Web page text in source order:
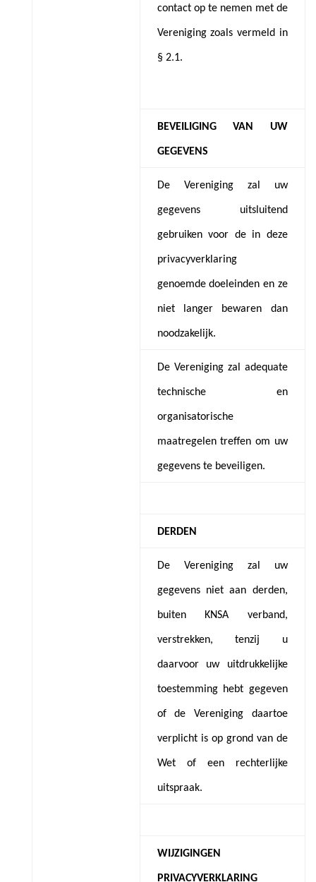
contact op te nemen met de
Vereniging zoals vermeld in
§ 2.1.
BEVEILIGING VAN UW
GEGEVENS
De Vereniging zal uw
gegevens uitsluitend
gebruiken voor de in deze
privacyverklaring
genoemde doeleinden en ze
niet langer bewaren dan
noodzakelijk.
De Vereniging zal adequate
technische en
organisatorische
maatregelen treffen om uw
gegevens te beveiligen.
DERDEN
De Vereniging zal uw
gegevens niet aan derden,
buiten KNSA verband,
verstrekken, tenzij u
daarvoor uw uitdrukkelijke
toestemming hebt gegeven
of de Vereniging daartoe
verplicht is op grond van de
Wet of een rechterlijke
uitspraak.
WIJZIGINGEN
PRIVACYVERKLARING